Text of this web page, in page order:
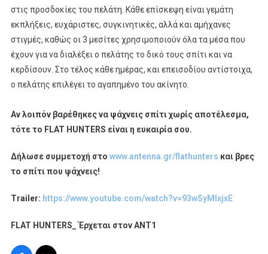
στις προσδοκίες του πελάτη. Κάθε επίσκεψη είναι γεμάτη
εκπλήξεις, ευχάριστες, συγκινητικές, αλλά και αμήχανες
στιγμές, καθώς οι 3 μεσίτες χρησιμοποιούν όλα τα μέσα που
έχουν για να διαλέξει ο πελάτης το δικό τους σπίτι και να
κερδίσουν. Στο τέλος κάθε ημέρας, και επεισοδίου αντίστοιχα,
ο πελάτης επιλέγει το αγαπημένο του ακίνητο.
Αν λοιπόν βαρέθηκες να ψάχνεις σπίτι χωρίς αποτέλεσμα,
τότε το FLAT HUNTERS είναι η ευκαιρία σου.
Δήλωσε συμμετοχή στο www.antenna.gr/flathunters και βρες
το σπίτι που ψάχνεις!
Trailer: https://www.youtube.com/watch?v=93wSyMlxjxE
FLAT HUNTERS_Έρχεται στον ΑΝΤ1